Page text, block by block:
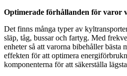
Optimerade förhållanden för varor
Det finns många typer av
släp, tåg, bussar och fartyg. Med
enheter så att varorna bibehåller bästa
effekten för att optimera
komponenterna för att säkerställa